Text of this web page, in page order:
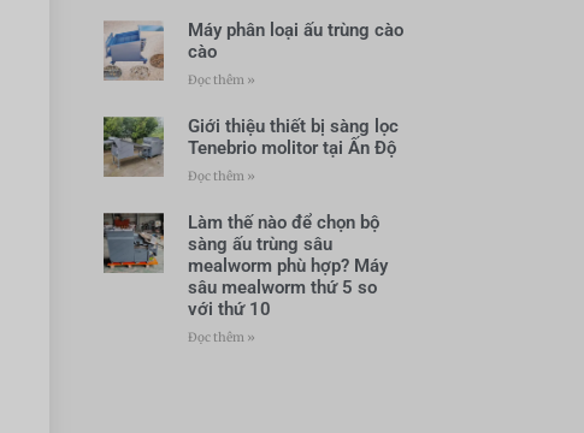
Máy phân loại ấu trùng cào
cào
Đọc thêm »
Giới thiệu thiết bị sàng lọc
Tenebrio molitor tại Ấn Độ
Đọc thêm »
Làm thế nào để chọn bộ
sàng ấu trùng sâu
mealworm phù hợp? Máy
sâu mealworm thứ 5 so
với thứ 10
Đọc thêm »